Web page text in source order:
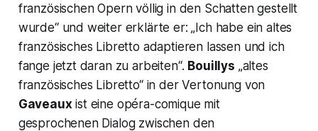
französischen Opern völlig in den Schatten gestellt
wurde“und weiter erklärte er:„Ich habe ein altes
französisches Libretto adaptieren lassen und ich
fange jetzt daran zu arbeiten“. Bouillys „altes
französisches Libretto“ in der Vertonung von
Gaveaux ist eine opéra-comique mit
gesprochenen Dialog zwischen den